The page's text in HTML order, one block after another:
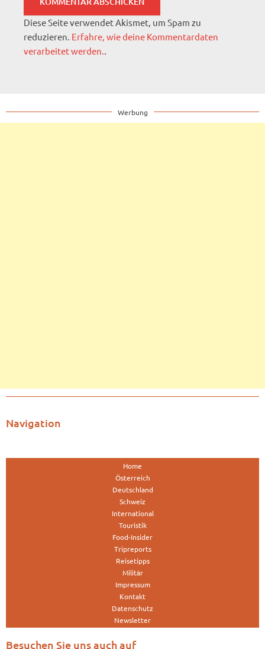
Diese Seite verwendet Akismet, um Spam zu
reduzieren. Erfahre, wie deine Kommentardaten
verarbeitet werden..
Werbung
Navigation
Home
Österreich
Deutschland
Schweiz
International
Touristik
Food-Insider
Tripreports
Reisetipps
Militär
Impressum
Kontakt
Datenschutz
Newsletter
Besuchen Sie uns auch auf